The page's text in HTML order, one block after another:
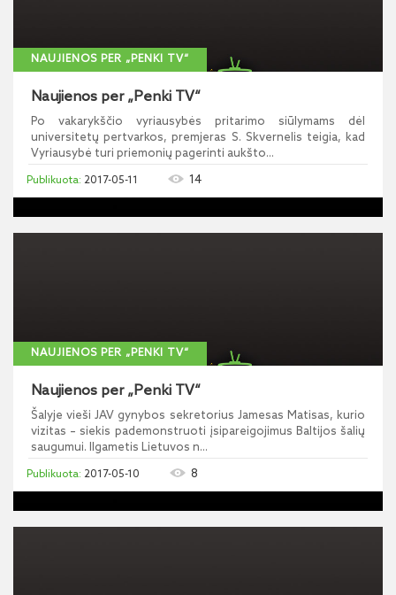
NAUJIENOS PER „PENKI TV“
Naujienos per „Penki TV“
Po vakarykščio vyriausybės pritarimo siūlymams dėl
universitetų pertvarkos, premjeras S. Skvernelis teigia, kad
Vyriausybė turi priemonių pagerinti aukšto...
2017-05-11 14
NAUJIENOS PER „PENKI TV“
Naujienos per „Penki TV“
Šalyje vieši JAV gynybos sekretorius Jamesas Matisas, kurio
vizitas – siekis pademonstruoti įsipareigojimus Baltijos šalių
saugumui. Ilgametis Lietuvos n...
2017-05-10 8